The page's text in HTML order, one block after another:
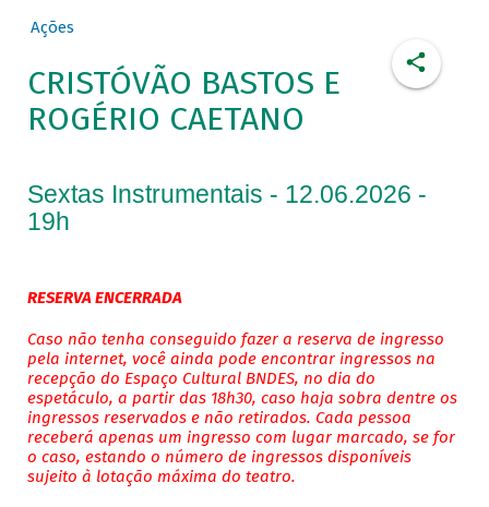
Ações
CRISTÓVÃO BASTOS E
ROGÉRIO CAETANO
Sextas Instrumentais - 12.06.2026 -
19h
RESERVA ENCERRADA
Caso não tenha conseguido fazer a reserva de ingresso
pela internet, você ainda pode encontrar ingressos na
recepção do Espaço Cultural BNDES, no dia do
espetáculo, a partir das 18h30, caso haja sobra dentre os
ingressos reservados e não retirados. Cada pessoa
receberá apenas um ingresso com lugar marcado, se for
o caso, estando o número de ingressos disponíveis
sujeito à lotação máxima do teatro.